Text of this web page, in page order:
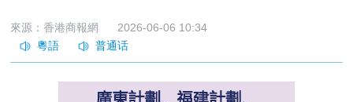
來源：香港商報網 2026-06-06 10:34